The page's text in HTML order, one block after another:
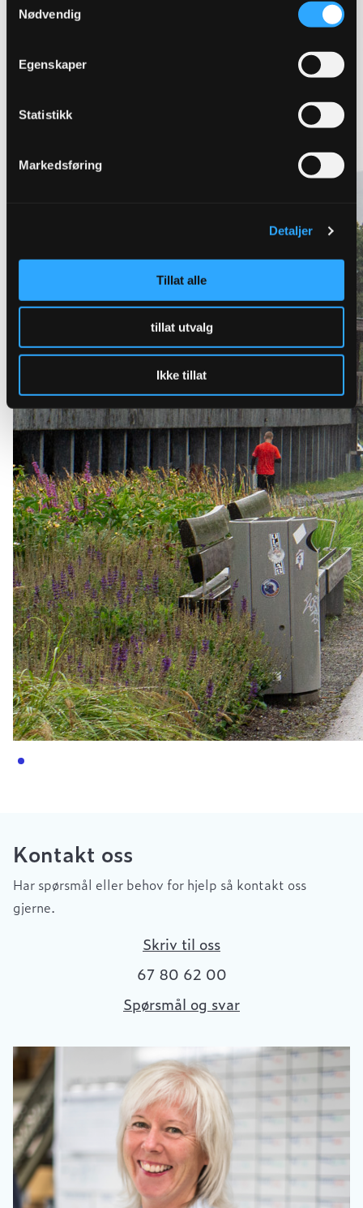
Nødvendig
Egenskaper
Statistikk
Markedsføring
Detaljer
Tillat alle
tillat utvalg
Ikke tillat
Kontakt oss
Har spørsmål eller behov for hjelp så kontakt oss
gjerne.
Skriv til oss
67 80 62 00
Spørsmål og svar